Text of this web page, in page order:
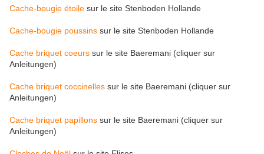
Cache-bougie étoile sur le site Stenboden Hollande
Cache-bougie poussins sur le site Stenboden Hollande
Cache briquet coeurs sur le site Baeremani (cliquer sur
Anleitungen)
Cache briquet coccinelles sur le site Baeremani (cliquer sur
Anleitungen)
Cache briquet papillons sur le site Baeremani (cliquer sur
Anleitungen)